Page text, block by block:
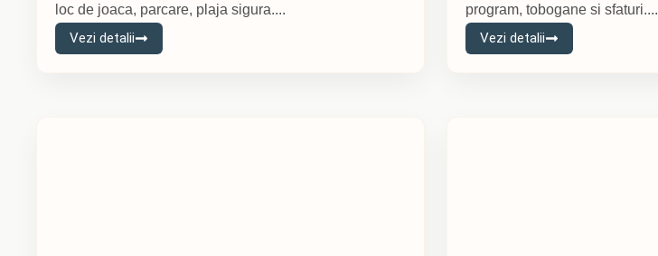
loc de joaca, parcare, plaja sigura....
Vezi detalii
program, tobogane si sfaturi....
Vezi detalii